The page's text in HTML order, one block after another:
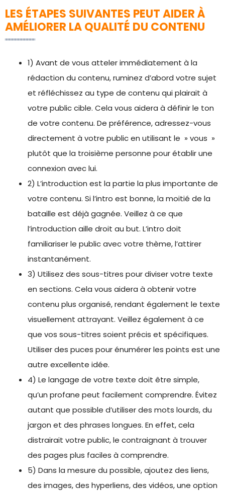
LES ÉTAPES SUIVANTES PEUT AIDER À
AMÉLIORER LA QUALITÉ DU CONTENU
1) Avant de vous atteler immédiatement à la
rédaction du contenu, ruminez d’abord votre sujet
et réfléchissez au type de contenu qui plairait à
votre public cible. Cela vous aidera à définir le ton
de votre contenu. De préférence, adressez-vous
directement à votre public en utilisant le » vous »
plutôt que la troisième personne pour établir une
connexion avec lui.
2) L’introduction est la partie la plus importante de
votre contenu. Si l’intro est bonne, la moitié de la
bataille est déjà gagnée. Veillez à ce que
l’introduction aille droit au but. L’intro doit
familiariser le public avec votre thème, l’attirer
instantanément.
3) Utilisez des sous-titres pour diviser votre texte
en sections. Cela vous aidera à obtenir votre
contenu plus organisé, rendant également le texte
visuellement attrayant. Veillez également à ce
que vos sous-titres soient précis et spécifiques.
Utiliser des puces pour énumérer les points est une
autre excellente idée.
4) Le langage de votre texte doit être simple,
qu’un profane peut facilement comprendre. Évitez
autant que possible d’utiliser des mots lourds, du
jargon et des phrases longues. En effet, cela
distrairait votre public, le contraignant à trouver
des pages plus faciles à comprendre.
5) Dans la mesure du possible, ajoutez des liens,
des images, des hyperliens, des vidéos, une option